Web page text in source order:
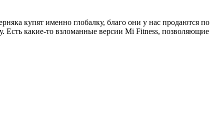
купят именно глобалку, благо они у нас продаются по
какие-то взломанные версии Mi Fitness, позволяющие